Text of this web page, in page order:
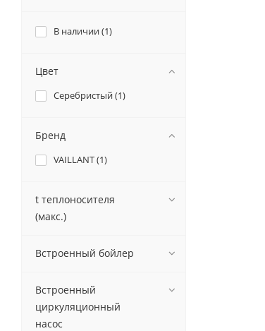
В наличии (1)
Цвет
Серебристый (1)
Бренд
VAILLANT (1)
t теплоносителя
(макс.)
Встроенный бойлер
Встроенный
циркуляционный
насос